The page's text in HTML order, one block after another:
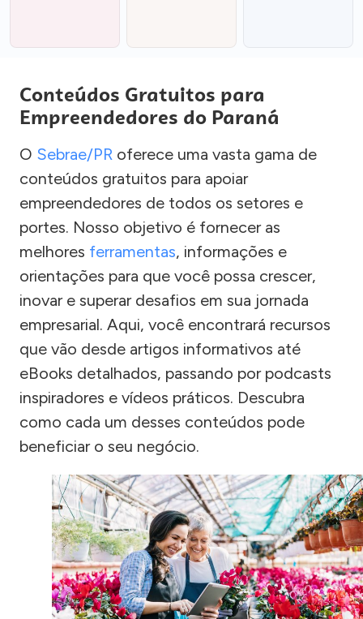
Conteúdos Gratuitos para
Empreendedores do Paraná
O Sebrae/PR oferece uma vasta gama de
conteúdos gratuitos para apoiar
empreendedores de todos os setores e
portes. Nosso objetivo é fornecer as
melhores ferramentas, informações e
orientações para que você possa crescer,
inovar e superar desafios em sua jornada
empresarial. Aqui, você encontrará recursos
que vão desde artigos informativos até
eBooks detalhados, passando por podcasts
inspiradores e vídeos práticos. Descubra
como cada um desses conteúdos pode
beneficiar o seu negócio.